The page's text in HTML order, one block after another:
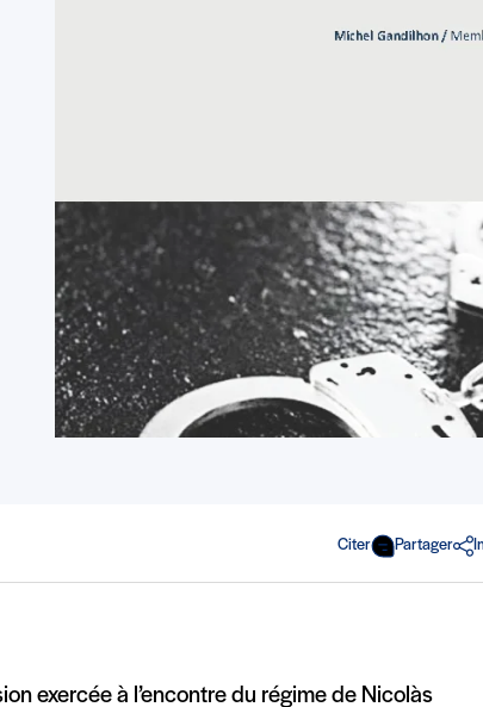
Citer Partager
exercée à l’encontre du régime de Nicolàs